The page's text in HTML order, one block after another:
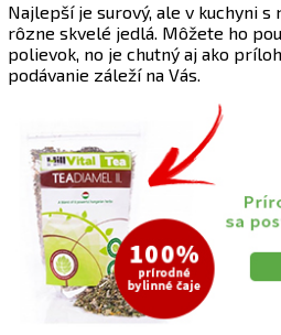
Najlepší je surový, ale v kuchyni
rôzne skvelé jedlá. Môžete ho
polievok, no je chutný aj ako
podávanie záleží na Vás.